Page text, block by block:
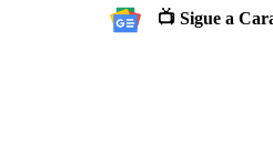
📺 Sigue a